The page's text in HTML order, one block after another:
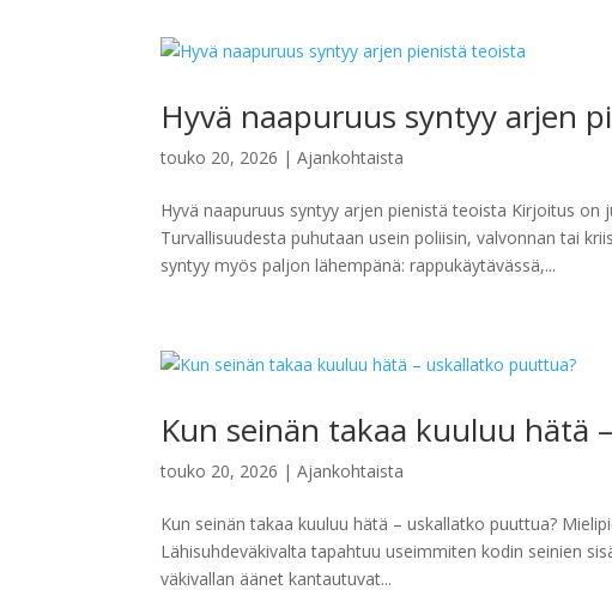
Hyvä naapuruus syntyy arjen
touko 20, 2026 |Ajankohtaista
Hyvä naapuruus syntyy arjen pienistä teoista Kirjoitus on
Turvallisuudesta puhutaan usein poliisin, valvonnan tai
syntyy myös paljon lähempänä: rappukäytävässä,...
Kun seinän takaa kuuluu hätä
touko 20, 2026 |Ajankohtaista
Kun seinän takaa kuuluu hätä – uskallatko puuttua?
Lähisuhdeväkivalta tapahtuu useimmiten kodin seinien
väkivallan äänet kantautuvat...